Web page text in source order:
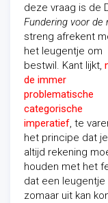
deze vraag is de
Fundering voor de
streng afrekent
het leugentje om
bestwil. Kant lijkt,
de immer
problematische
categorische
imperatief, te
het principe dat je
altijd rekening
houden met het
dat een leugentje
zomaar uit kan